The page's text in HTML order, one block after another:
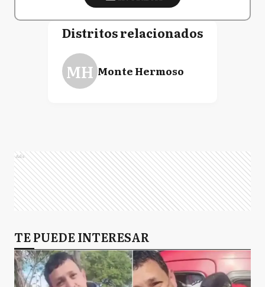
Distritos relacionados
MH Monte Hermoso
Ads
TE PUEDE INTERESAR